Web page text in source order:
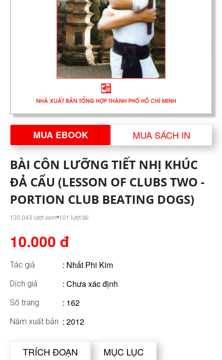
MUA EBOOK MUA SÁCH IN
BÀI CÔN LƯỠNG TIẾT NHỊ KHÚC
ĐẢ CẨU (LESSON OF CLUBS TWO -
PORTION CLUB BEATING DOGS)
130,043 lượt xem 101 lượt tải
10.000 đ
Tác giả : Nhất Phi Kim
Dịch giả : Chưa xác định
Số trang : 162
Năm xuất bản : 2012
TRÍCH ĐOẠN MỤC LỤC